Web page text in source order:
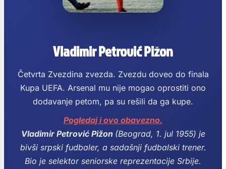
Vladimir Petrović Pižon
Četvrta Zvezdina zvezda. Zvezdu doveo do finala
Kupa UEFA. Arsenal mu nije mogao oprostiti ono
dodavanje petom, pa su rešili da ga kupe.
Pogledaj i ovo obavezno.
Vladimir Petrović Pižon (Beograd, 1. jul 1955) je
bivši srpski fudbaler, a sadašnji fudbalski trener.
Bio je selektor seniorske reprezentacije Srbije.